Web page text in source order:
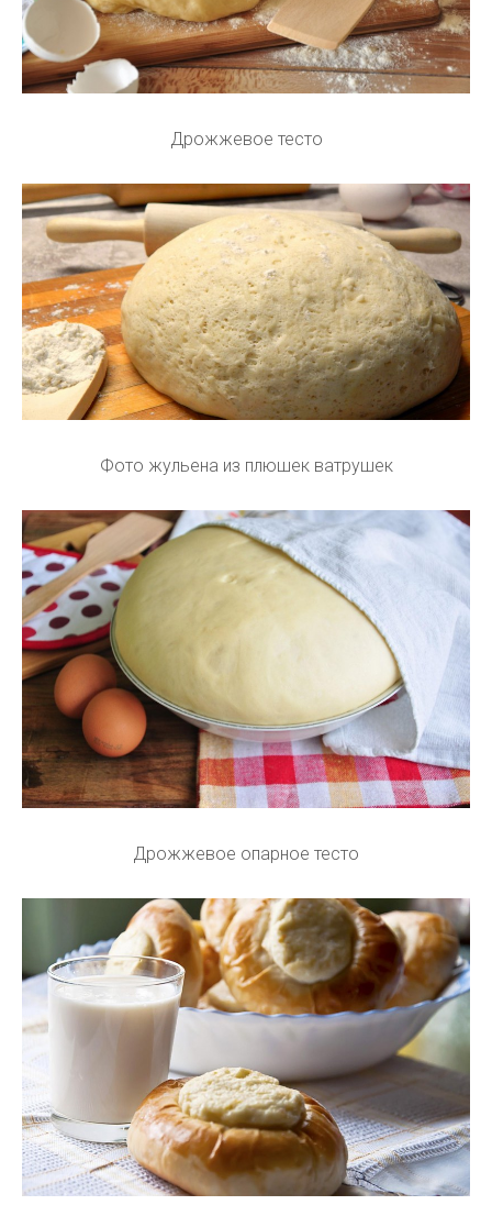
Дрожжевое тесто
Фото жульена из плюшек ватрушек
Дрожжевое опарное тесто